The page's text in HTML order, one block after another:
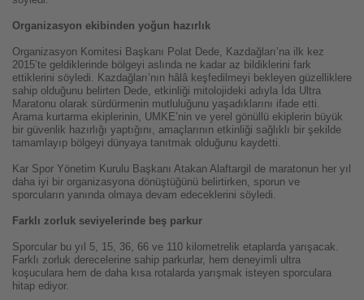
Organizasyon ekibinden yoğun hazırlık
Organizasyon Komitesi Başkanı Polat Dede, Kazdağları’na ilk kez
2015’te geldiklerinde bölgeyi aslında ne kadar az bildiklerini fark
ettiklerini söyledi. Kazdağları’nın hâlâ keşfedilmeyi bekleyen güzelliklere
sahip olduğunu belirten Dede, etkinliği mitolojideki adıyla İda Ultra
Maratonu olarak sürdürmenin mutluluğunu yaşadıklarını ifade etti.
Arama kurtarma ekiplerinin, UMKE’nin ve yerel gönüllü ekiplerin büyük
bir güvenlik hazırlığı yaptığını, amaçlarının etkinliği sağlıklı bir şekilde
tamamlayıp bölgeyi dünyaya tanıtmak olduğunu kaydetti.
Kar Spor Yönetim Kurulu Başkanı Atakan Alaftargil de maratonun her yıl
daha iyi bir organizasyona dönüştüğünü belirtirken, sporun ve
sporcuların yanında olmaya devam edeceklerini söyledi.
Farklı zorluk seviyelerinde beş parkur
Sporcular bu yıl 5, 15, 36, 66 ve 110 kilometrelik etaplarda yarışacak.
Farklı zorluk derecelerine sahip parkurlar, hem deneyimli ultra
koşuculara hem de daha kısa rotalarda yarışmak isteyen sporculara
hitap ediyor.